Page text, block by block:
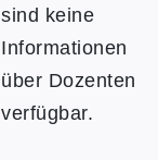
sind keine
Informationen
über Dozenten
verfügbar.